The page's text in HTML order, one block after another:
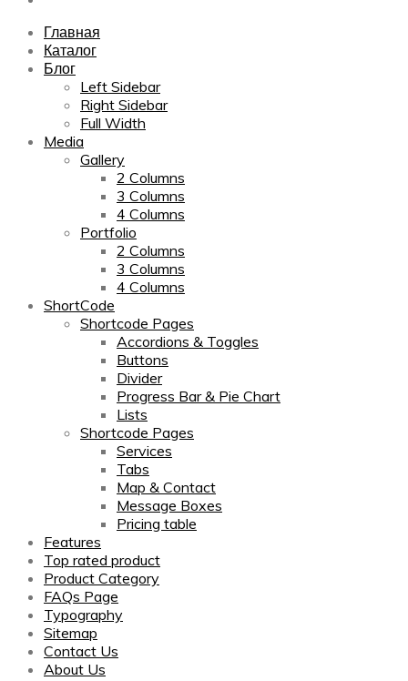
Главная
Каталог
Блог
Left Sidebar
Right Sidebar
Full Width
Media
Gallery
2 Columns
3 Columns
4 Columns
Portfolio
2 Columns
3 Columns
4 Columns
ShortCode
Shortcode Pages
Accordions & Toggles
Buttons
Divider
Progress Bar & Pie Chart
Lists
Shortcode Pages
Services
Tabs
Map & Contact
Message Boxes
Pricing table
Features
Top rated product
Product Category
FAQs Page
Typography
Sitemap
Contact Us
About Us